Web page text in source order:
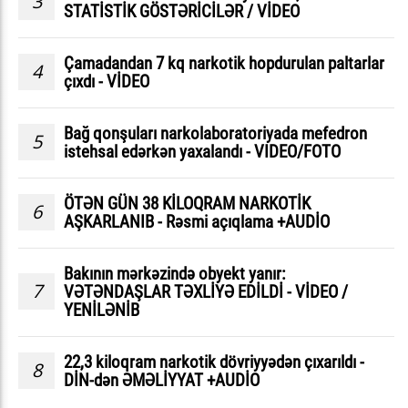
STATİSTİK GÖSTƏRİCİLƏR / VİDEO
4
Çamadandan 7 kq narkotik hopdurulan paltarlar
çıxdı - VİDEO
5
Bağ qonşuları narkolaboratoriyada mefedron
istehsal edərkən yaxalandı - VIDEO/FOTO
6
ÖTƏN GÜN 38 KİLOQRAM NARKOTİK
AŞKARLANIB - Rəsmi açıqlama +AUDİO
7
Bakının mərkəzində obyekt yanır:
VƏTƏNDAŞLAR TƏXLİYƏ EDİLDİ - VİDEO /
YENİLƏNİB
8
22,3 kiloqram narkotik dövriyyədən çıxarıldı -
DİN-dən ƏMƏLİYYAT +AUDİO